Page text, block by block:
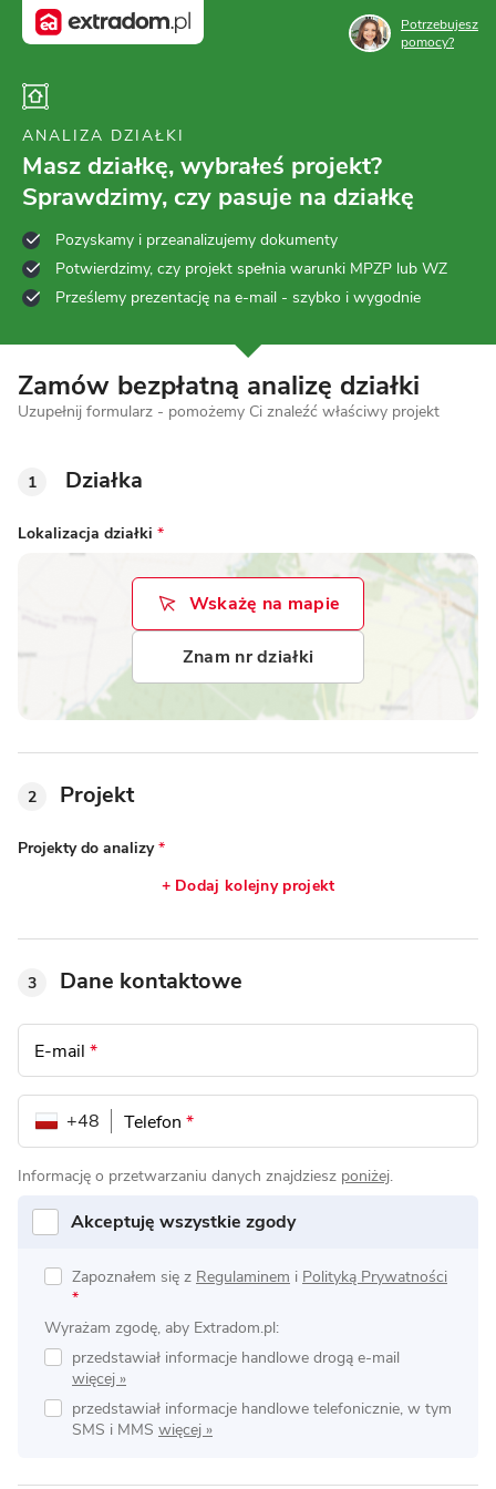
ANALIZA DZIAŁKI
Masz działkę, wybrałeś projekt?
Sprawdzimy, czy pasuje na działkę
Pozyskamy i przeanalizujemy dokumenty
Potwierdzimy, czy projekt spełnia warunki MPZP lub WZ
Prześlemy prezentację na e-mail - szybko i wygodnie
Potrzebujesz
pomocy?
Zamów bezpłatną analizę działki
Uzupełnij formularz - pomożemy Ci znaleźć właściwy projekt
1 Działka
Lokalizacja działki *
Wskażę na mapie
Znam nr działki
2 Projekt
Projekty do analizy *
+ Dodaj kolejny projekt
3 Dane kontaktowe
E-mail *
Telefon *
+48
Informację o przetwarzaniu danych znajdziesz poniżej.
Akceptuję wszystkie zgody
Zapoznałem się z Regulaminem i Polityką Prywatności
*
Wyrażam zgodę, aby Extradom.pl:
przedstawiał informacje handlowe drogą e-mail
przedstawiał informacje handlowe telefonicznie, w tym
SMS i MMS